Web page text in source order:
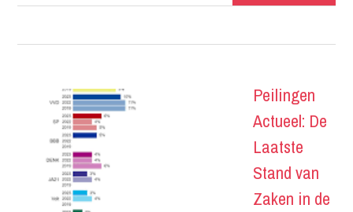
Peilingen
Actueel: De
Laatste
Stand van
Zaken in de